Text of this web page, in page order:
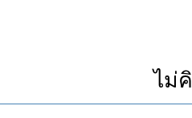
ไม่